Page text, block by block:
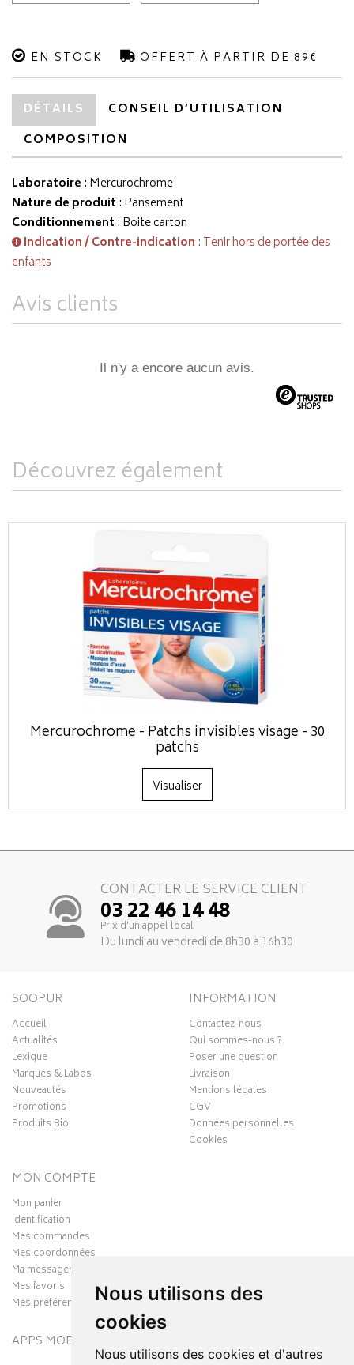
Nous utilisons des
cookies
Nous utilisons des cookies et d'autres
EN STOCK OFFERT À PARTIR DE 89€
DÉTAILS
CONSEIL D’UTILISATION
COMPOSITION
Laboratoire : Mercurochrome
Nature de produit : Pansement
Conditionnement : Boite carton
Indication / Contre-indication : Tenir hors de portée des
enfants
Avis clients
Il n'y a encore aucun avis.
Découvrez également
Mercurochrome - Patchs invisibles visage - 30
patchs
Visualiser
CONTACTER LE SERVICE CLIENT
03 22 46 14 48
Prix d’un appel local
Du lundi au vendredi de 8h30 à 16h30
SOOPUR
Accueil
Actualités
Lexique
Marques & Labos
Nouveautés
Promotions
Produits Bio
INFORMATION
Contactez-nous
Qui sommes-nous ?
Poser une question
Livraison
Mentions légales
CGV
Données personnelles
Cookies
MON COMPTE
Mon panier
Identification
Mes commandes
Mes coordonnées
Ma messagerie
Mes favoris
Mes préférences Cookies
APPS MOBILES